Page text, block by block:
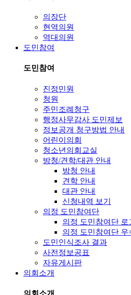
의장단
현역의원
역대의원
도민참여
도민참여
진정민원
청원
주민조례청구
행정사무감사 도민제보
정보공개 청구방법 안내
어린이의회
청소년의회교실
방청/견학/대관 안내
방청 안내
견학 안내
대관 안내
신청내역 보기
의정 도민참여단
의정 도민참여단 로
의정 도민참여단 우
도민인식조사 결과
사전정보공표
자유게시판
의회소개
의회소개